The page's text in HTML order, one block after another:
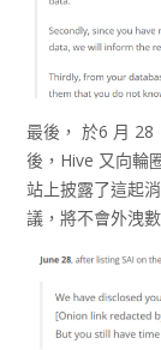
最後， 於6 月 28
後，Hive 又向輪
站上披露了這起
議，將不會外洩數